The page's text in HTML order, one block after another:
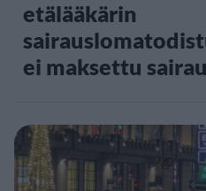
etälääkärin
ei maksettu